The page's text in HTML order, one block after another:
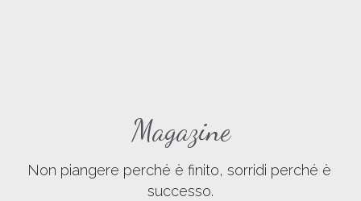
Magazine
Non piangere perché è finito, sorridi perché è
successo.